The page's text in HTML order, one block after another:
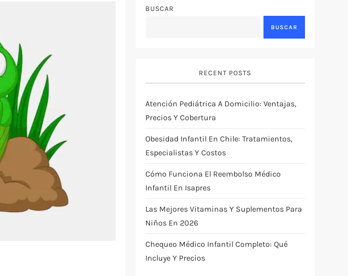
BUSCAR
BUSCAR
RECENT POSTS
Atención Pediátrica A Domicilio: Ventajas,
Precios Y Cobertura
Obesidad Infantil En Chile: Tratamientos,
Especialistas Y Costos
Cómo Funciona El Reembolso Médico
Infantil En Isapres
Las Mejores Vitaminas Y Suplementos Para
Niños En 2026
Chequeo Médico Infantil Completo: Qué
Incluye Y Precios